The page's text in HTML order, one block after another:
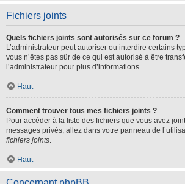
Fichiers joints
Quels fichiers joints sont autorisés sur ce forum ?
L’administrateur peut autoriser ou interdire certains
vous n’êtes pas sûr de ce qui est autorisé à être
l’administrateur pour plus d’informations.
Haut
Comment trouver tous mes fichiers joints ?
Pour accéder à la liste des fichiers que vous avez
messages privés, allez dans votre panneau de
fichiers joints.
Haut